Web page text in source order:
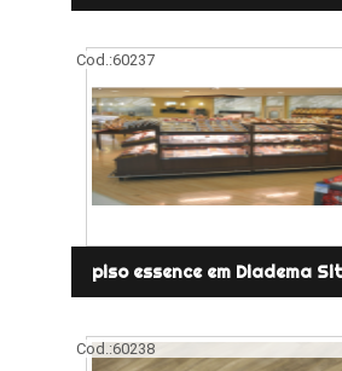
Cod.:60237
piso essence em Diadema
Cod.:60238